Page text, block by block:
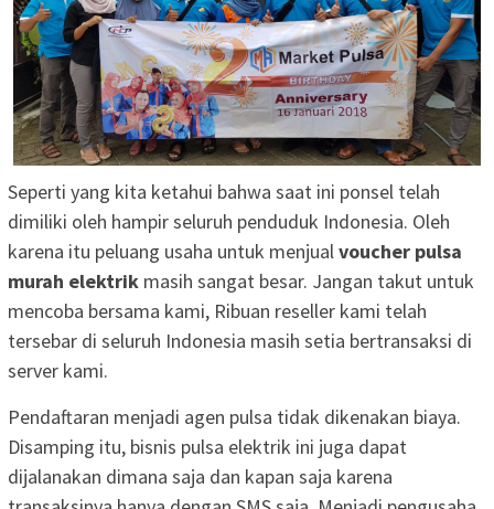
Seperti yang kita ketahui bahwa saat ini ponsel telah
dimiliki oleh hampir seluruh penduduk Indonesia. Oleh
karena itu peluang usaha untuk menjualvoucher pulsa
murah elektrik masih sangat besar. Jangan takut untuk
mencoba bersama kami, Ribuan reseller kami telah
tersebar di seluruh Indonesia masih setia bertransaksi di
server kami.
Pendaftaran menjadi agen pulsa tidak dikenakan biaya.
Disamping itu, bisnis pulsa elektrik ini juga dapat
dijalanakan dimana saja dan kapan saja karena